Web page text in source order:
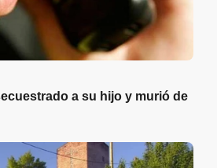
a su hijo y murió de